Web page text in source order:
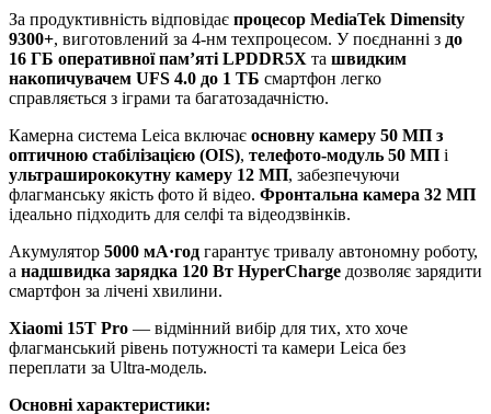
За продуктивність відповідає процесор MediaTek Dimensity
9300+, виготовлений за 4-нм техпроцесом. У поєднанні з до
16 ГБ оперативної пам’яті LPDDR5X та швидким
накопичувачем UFS 4.0 до 1 ТБ смартфон легко
справляється з іграми та багатозадачністю.
Камерна система Leica включає основну камеру 50 МП з
оптичною стабілізацією (OIS), телефото-модуль 50 МП і
ультраширококутну камеру 12 МП, забезпечуючи
флагманську якість фото й відео. Фронтальна камера 32 МП
ідеально підходить для селфі та відеодзвінків.
Акумулятор 5000 мА·год гарантує тривалу автономну роботу,
а надшвидка зарядка 120 Вт HyperCharge дозволяє зарядити
смартфон за лічені хвилини.
Xiaomi 15T Pro — відмінний вибір для тих, хто хоче
флагманський рівень потужності та камери Leica без
переплати за Ultra-модель.
Основні характеристики: